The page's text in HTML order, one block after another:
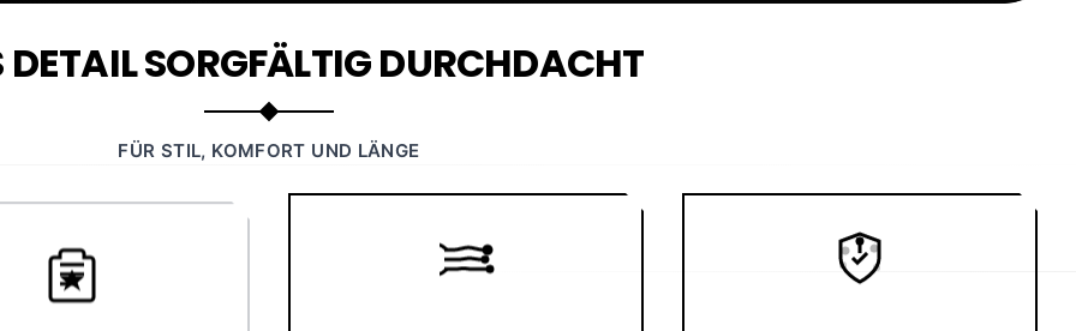
DETAIL SORGFÄLTIG DURCHDACHT
FÜR STIL, KOMFORT UND LÄNGE